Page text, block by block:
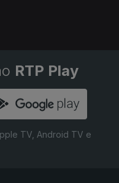
RTP Play
TV, Android TV e